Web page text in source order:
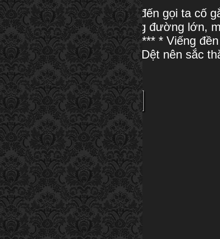
Chào Xuân mới Xuân đến gọi ta cố
vững chí bền.Nối thông đường lớn,
tôi quyết tiến lên. ***** *** * Viếng
Xuân hát với hoa Đào Dệt nên sắc
Tiếng...
READ MORE SHARE